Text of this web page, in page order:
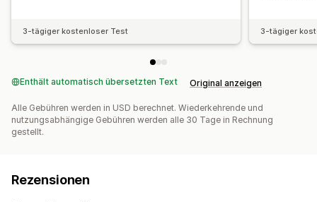
3-tägiger kostenloser Test 3-tägiger
Enthält automatisch übersetzten Text Original anzeigen
Alle Gebühren werden in USD berechnet. Wiederkehrende und
nutzungsabhängige Gebühren werden alle 30 Tage in Rechnung
gestellt.
Rezensionen